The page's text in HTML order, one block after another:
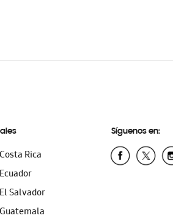
Rica
Salvador
Síguenos en: